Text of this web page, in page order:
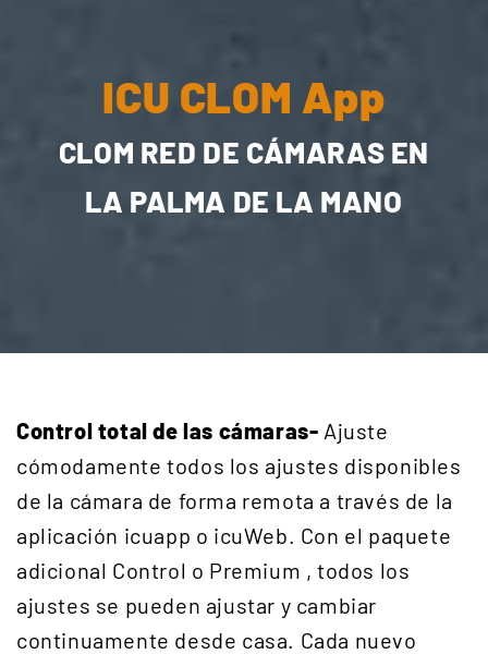
ICU CLOM App
CLOM RED DE CÁMARAS EN
LA PALMA DE LA MANO
Control total de las cámaras- Ajuste
cómodamente todos los ajustes disponibles
de la cámara de forma remota a través de la
aplicación icuapp o icuWeb. Con el paquete
adicional Control o Premium , todos los
ajustes se pueden ajustar y cambiar
continuamente desde casa. Cada nuevo